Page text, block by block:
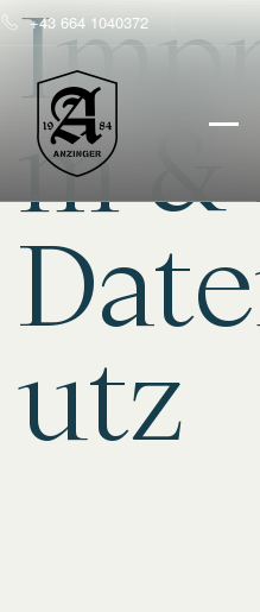
+43 664 1040372
m &
utz